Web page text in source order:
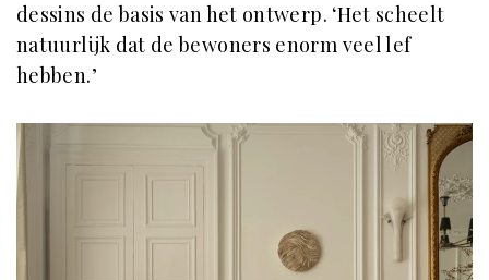
dessins de basis van het ontwerp. ‘Het scheelt
natuurlijk dat de bewoners enorm veel lef
hebben.’